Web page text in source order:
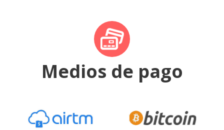
Medios de pago